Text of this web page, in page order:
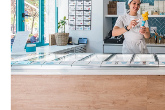
2026 2 -08
La Mancha
22 de octubre
2026 2 -